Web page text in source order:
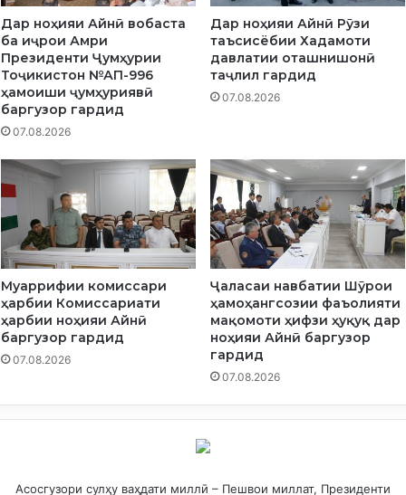
а
б
а
и
д
а
б
а
Р
ӯ
и
б
а
й
а
и
л
а
Дар ноҳияи Айнӣ вобаста
ба иҷрои Амри
Президенти Ҷумҳурии
Тоҷикистон №АП-996
ҳамоиши ҷумҳуриявӣ
баргузор гардид
07.08.2026
Дар ноҳияи Айнӣ Рӯзи
таъсисёбии Хадамоти
давлатии оташнишонӣ
таҷлил гардид
07.08.2026
Муаррифии комиссари
ҳарбии Комиссариати
ҳарбии ноҳияи Айнӣ
баргузор гардид
07.08.2026
Ҷаласаи навбатии Шӯрои
ҳамоҳангсозии фаъолияти
мақомоти ҳифзи ҳуқуқ дар
ноҳияи Айнӣ баргузор
гардид
07.08.2026
Асосгузори сулҳу ваҳдати миллӣ – Пешвои миллат, Президенти